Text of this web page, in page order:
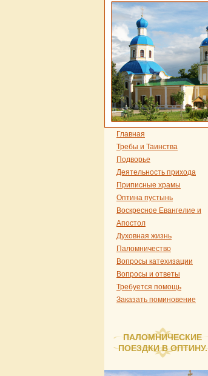
Главная
Требы и Таинства
Подворье
Деятельность прихода
Приписные храмы
Оптина пустынь
Воскресное Евангелие и
Апостол
Духовная жизнь
Паломничество
Вопросы катехизации
Вопросы и ответы
Требуется помощь
Заказать поминовение
ПАЛОМНИЧЕСКИЕ
ПОЕЗДКИ В ОПТИНУ.